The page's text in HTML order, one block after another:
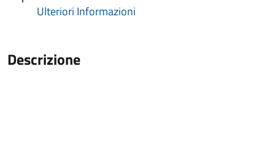
Ulteriori Informazioni
Descrizione